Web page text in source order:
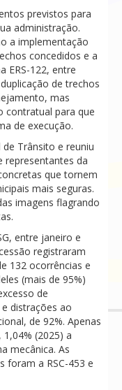
previstos para
administração.
a implementação
concedidos e a
ERS-122, entre
de trechos
mas
contratual para que
de execução.
Trânsito e reuniu
representantes da
que tornem
mais seguras.
imagens flagrando
entre janeiro e
registraram
132 ocorrências e
(mais de 95%)
de
distrações ao
de 92%. Apenas
(2025) a
mecânica. As
foram a RSC-453 e